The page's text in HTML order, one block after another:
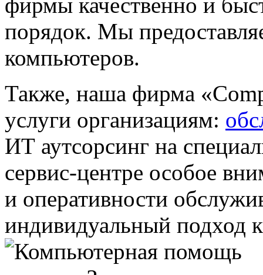
порядок. Мы
компьютеров.
Также, наша фирма
услуги организациям:
ИТ аутсорсинг на
сервис-центре особое
и оперативности
индивидуальный подход